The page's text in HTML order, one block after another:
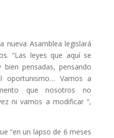
nueva Asamblea legislará
“Las leyes que aquí se
pensadas, pensando
oportunismo… Vamos a
que nosotros no
ni vamos a modificar “,
“en un lapso de 6 meses